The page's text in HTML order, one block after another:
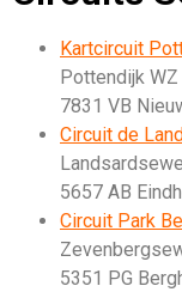
Kartcircuit
Pottendijk WZ
7831 VB
Circuit de
5657 AB
Circuit Park
5351 PG